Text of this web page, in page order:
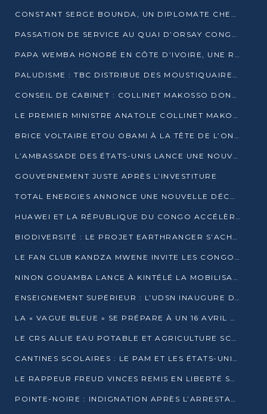
CONSTANT SERGE BOUNDA, UN DIPLOMATE CHEVRONNÉ AUX COMMANDES DES AFFAIRES ÉTRANGÈRES
PASSATION DE SERVICE AU QUAI D’ORSAY CONGOLAIS : GAKOSSO PASSE LE FLAMBEAU À BOUNDA
PAPA WEMBA HONORÉ EN CÔTE D’IVOIRE, UNE RUE PORTE DÉSORMAIS SON NOM
PALUDISME : TBC DISTRIBUE DES MOUSTIQUAIRES DANS DEUX CSI DE BRAZZAVILLE
CONSEIL DE CABINET : COLLINET MAKOSSO DONNE SES DERNIÈRES ORIENTATIONS
LE PREMIER MINISTRE ANATOLE COLLINET MAKOSSO DÉMISSIONNE AVEC SON GOUVERNEMENT
BRICE VOLTAIRE ETOU OBAMI À LA TÊTE DE L’ONEC-C POUR TROIS ANS
L’AMBASSADE DES ÉTATS-UNIS LANCE UNE NOUVELLE COHORTE DU PROGRAMME ACCESS MICRO-SCHOLARSHIP
GOUVERNEMENT JUSTE APRÈS L’INVESTITURE
TOTAL ENERGIES ANNONCE UNE NOUVELLE DÉCOUVERTE D’HYDROCARBURES SUR LE PERMIS MOHO AU LARGE DU CONGO
HUAWEI ET LA RÉPUBLIQUE DU CONGO ACCÉLÈRENT LEUR PARTENARIAT
BIODIVERSITÉ : LE PROJET EARTHRANGER S’ACHÈVE, MAIS LES DÉFIS DEMEURENT
LE FAN CLUB KANDZA MWENE INVITE LES CONGOLAIS À UNE FORTE AFFLUENCE AU STADE DE KINTÉLÉ
NINON GOUAMBA LANCE À KINTÉLÉ LA MOBILISATION POUR L’INVESTITURE DR DSN
ENSEIGNEMENT SUPÉRIEUR : L’UDSN INAUGURE DES LABORATOIRES POUR BOOSTER LA FORMATION PRATIQUE
LA « VAGUE BLEUE » SE PRÉPARE À UN 16 AVRIL HISTORIQUE
LE CRS ALLIE EAU POTABLE ET AGRICULTURE SCOLAIRE AU CŒUR DE LA TRANSFORMATION DES ÉCOLES RURALES
CANTINES SCOLAIRES : LE PAM ET LES ÉTATS-UNIS AU CONTACT DES ÉCOLIERS DE KINKALA
LE RAPPEUR FREUD VINCES REMIS EN LIBERTÉ SOUS PRESSION MÉDIATIQUE
POINTE-NOIRE : INDIGNATION APRÈS L’ARRESTATION DU RAPPEUR FREUD VINCES